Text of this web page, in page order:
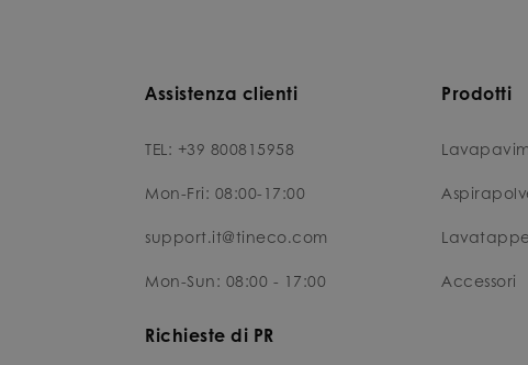
Assistenza clienti
TEL: +39 800815958
Mon-Fri: 08:00-17:00
support.it@tineco.com
Mon-Sun: 08:00 - 17:00
Richieste di PR
Prodotti
Accessori